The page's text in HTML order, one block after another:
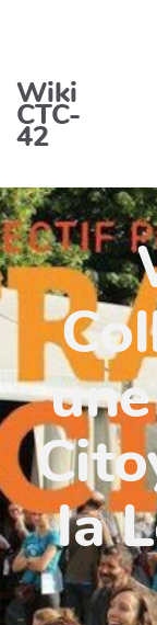
Aller au
Wiki
CTC-
42
la